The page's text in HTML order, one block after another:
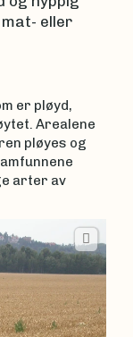
eller
er pløyd,
Arealene
pløyes og
arter av